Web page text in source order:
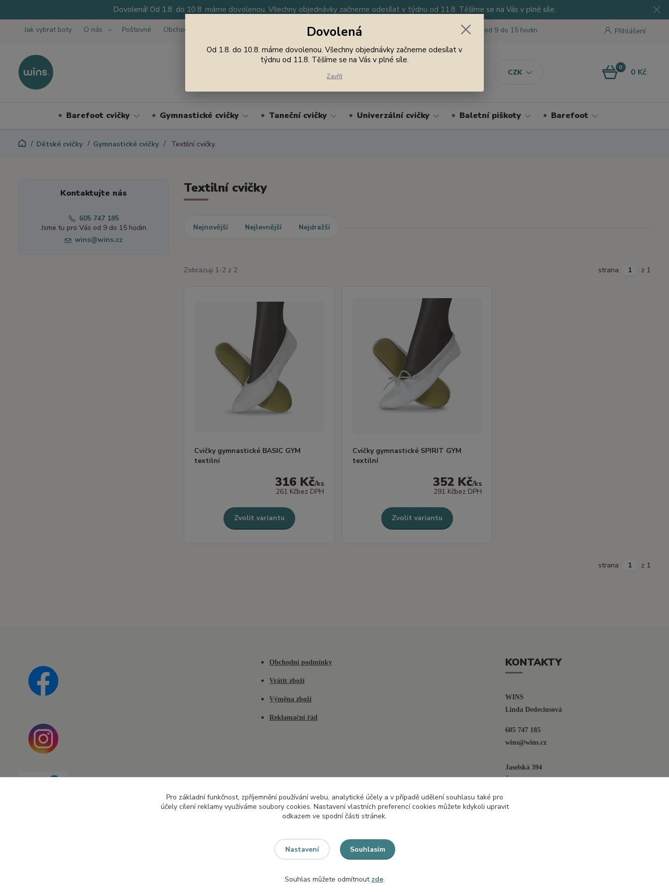
Dovolená! Od 1.8. do 10.8. máme dovolenou. Všechny objednávky začneme odesílat v týdnu od 11.8. Těšíme se na Vás v plné síle.
Jak vybrat boty O nás Poštovné Obchodní podmínky
CZK
Přihlášení
Nevíte si rady? Zavolejte. Jsme tu pro Vás od 9 do 15 hodin
0 0 Kč
Barefoot cvičky Gymnastické cvičky Taneční cvičky Univerzální cvičky Baletní piškoty Barefoot
Dětské cvičky Gymnastické cvičky Textilní cvičky
Textilní cvičky
Nejnovější Nejlevnější Nejdražší
Zobrazuji 1-2 z 2 strana z 1
Cvičky gymnastické BASIC GYM
textilní
316 Kč/ks
261 Kčbez DPH
Zvolit variantu
Cvičky gymnastické SPIRIT GYM
textilní
352 Kč/ks
291 Kčbez DPH
Zvolit variantu
strana z 1
Kontaktujte nás
605 747 185
Jsme tu pro Vás od 9 do 15 hodin
wins@wins.cz
Obchodní podmínky
Vrátit zboží
Výměna zboží
Reklamační řád
KONTAKTY
WINS
Linda Dedeciusová
605 747 185
wins@wins.cz
Jaselská 394
Šenov u N. Jičína
Dovolená
Od 1.8. do 10.8. máme dovolenou. Všechny objednávky začneme odesílat v
týdnu od 11.8. Těšíme se na Vás v plné síle.
Zavřít
Pro základní funkčnost, zpříjemnění používání webu, analytické účely a v případě udělení souhlasu také pro
účely cílení reklamy využíváme soubory cookies. Nastavení vlastních preferencí cookies můžete kdykoli upravit
odkazem ve spodní části stránek.
Nastavení Souhlasím
Souhlas můžete odmítnout zde.